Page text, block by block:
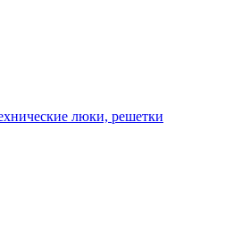
люки, решетки